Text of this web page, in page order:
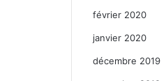
février 2020
janvier 2020
décembre 2019